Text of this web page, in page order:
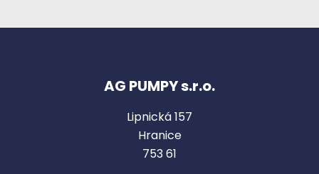
AG PUMPY s.r.o.
Lipnická 157
Hranice
753 61